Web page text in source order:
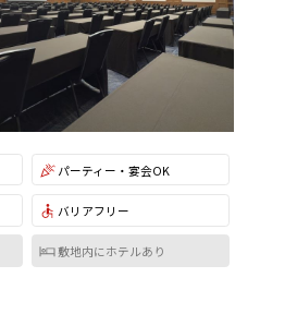
パーティー・宴会OK
バリアフリー
敷地内にホテルあり